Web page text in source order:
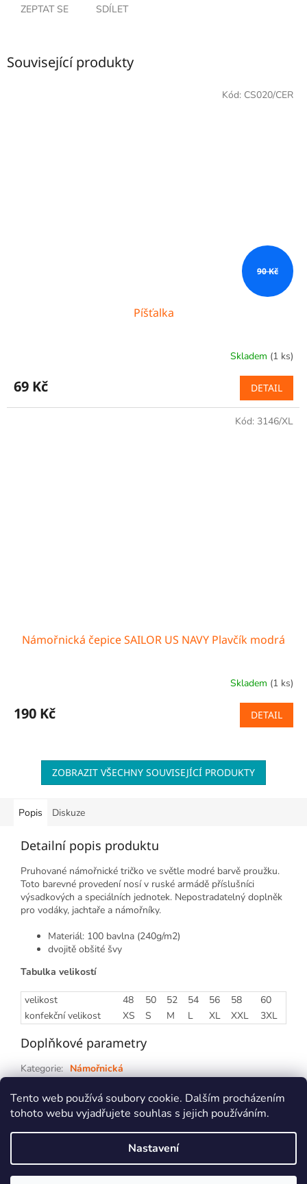
Tento web používá soubory cookie. Dalším procházením
tohoto webu vyjadřujete souhlas s jejich používáním.
Nastavení
ZEPTAT SE SDÍLET
Související produkty
90 Kč
Píšťalka
Skladem (1 ks)
69 Kč DETAIL
Kód: CS020/CER
Námořnická čepice SAILOR US NAVY Plavčík modrá
Skladem (1 ks)
190 Kč DETAIL
Kód: 3146/XL
ZOBRAZIT VŠECHNY SOUVISEJÍCÍ PRODUKTY
Popis Diskuze
Detailní popis produktu
Pruhované námořnické tričko ve světle modré barvě proužku.
Toto barevné provedení nosí v ruské armádě příslušníci
výsadkových a speciálních jednotek. Nepostradatelný doplněk
pro vodáky, jachtaře a námořníky.
Materiál: 100 bavlna (240g/m2)
dvojitě obšité švy
Tabulka velikostí
velikost 48 50 52 54 56 58
60
konfekční velikost
XS S M L XL XXL 3XL
Doplňkové parametry
Kategorie: Námořnická
Vytvořil Shoptet